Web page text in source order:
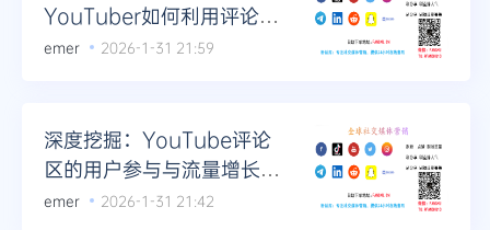
YouTuber如何利用评论区
引爆流量
emer 2026-1-31 21:59
深度挖掘：YouTube评论
区的用户参与与流量增长法
则
emer 2026-1-31 21:42